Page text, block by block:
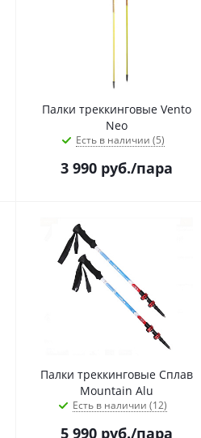
Палки треккинговые Vento
Neo
Есть в наличии (5)
3 990 руб./пара
Палки треккинговые Сплав
Mountain Alu
Есть в наличии (12)
5 990 руб./пара